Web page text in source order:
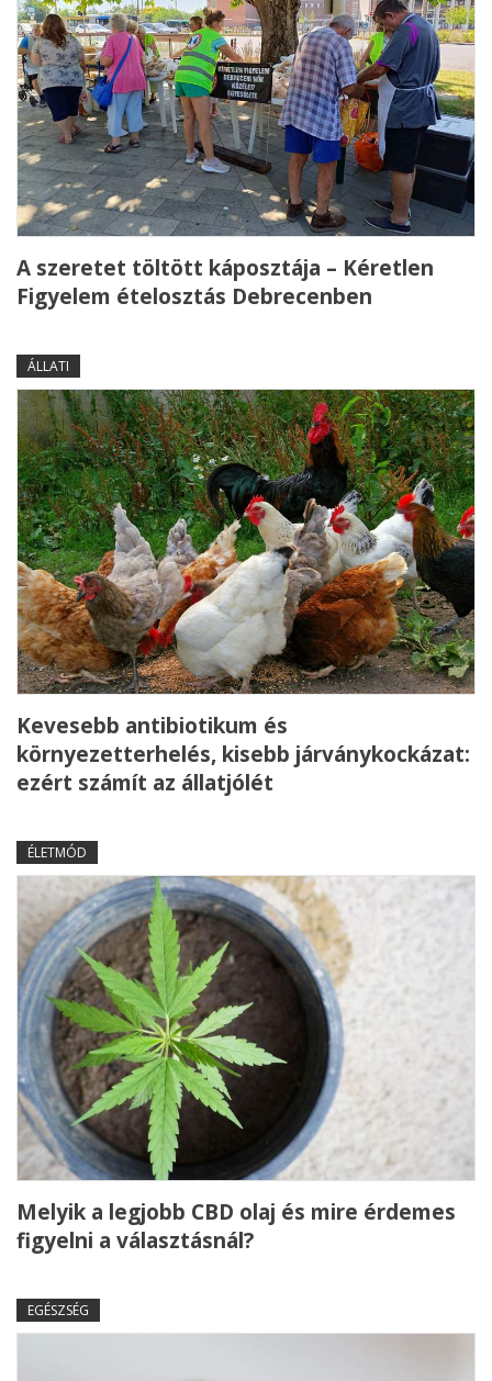
A szeretet töltött káposztája – Kéretlen
Figyelem ételosztás Debrecenben
ÁLLATI
Kevesebb antibiotikum és
környezetterhelés, kisebb járványkockázat:
ezért számít az állatjólét
ÉLETMÓD
Melyik a legjobb CBD olaj és mire érdemes
figyelni a választásnál?
EGÉSZSÉG